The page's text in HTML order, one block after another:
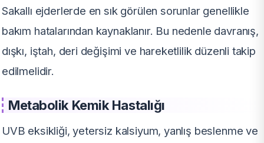
Sakallı ejderlerde en sık görülen sorunlar genellikle
bakım hatalarından kaynaklanır. Bu nedenle davranış,
dışkı, iştah, deri değişimi ve hareketlilik düzenli takip
edilmelidir.
Metabolik Kemik Hastalığı
UVB eksikliği, yetersiz kalsiyum, yanlış beslenme ve